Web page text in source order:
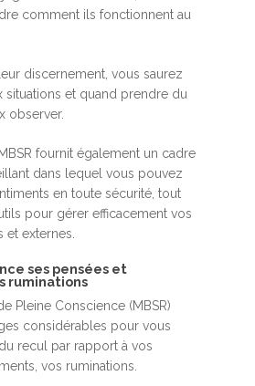
comment ils fonctionnent au
discernement, vous saurez
situations et quand prendre du
observer.
fournit également un cadre
dans lequel vous pouvez
en toute sécurité, tout
pour gérer efficacement vos
et externes.
ses pensées et
ruminations
Pleine Conscience (MBSR)
considérables pour vous
recul par rapport à vos
vos ruminations.